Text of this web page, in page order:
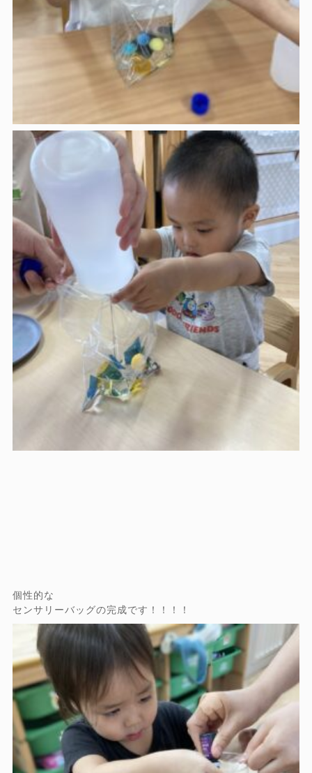
個性的な
センサリーバッグの完成です！！！！